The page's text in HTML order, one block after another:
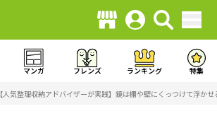
マンガ フレンズ ランキング 特集
【人気整理収納アドバイザーが実践】鏡は棚や壁にくっつけて浮か